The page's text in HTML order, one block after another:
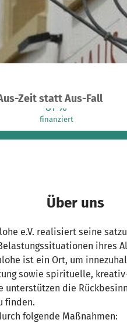
Zeit statt Aus-Fall
81 %
finanziert
Über uns
e.V. realisiert seine
ihres
ist ein Ort, um
sowie spirituelle,
unterstützen die
finden.
folgende Maßnahmen: